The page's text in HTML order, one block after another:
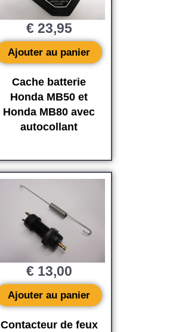
Cache batterie
Honda MB50 et
Honda MB80 avec
autocollant
€23,95
Ajouter au panier
Contacteur de feux
€13,00
Ajouter au panier